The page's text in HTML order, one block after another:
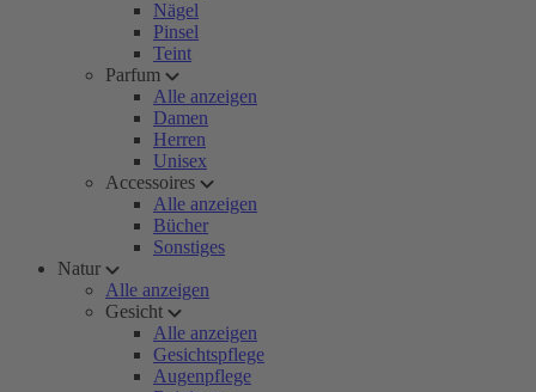
Nägel
Pinsel
Teint
Parfum
Alle anzeigen
Damen
Herren
Unisex
Accessoires
Alle anzeigen
Bücher
Sonstiges
Natur
Alle anzeigen
Gesicht
Alle anzeigen
Gesichtspflege
Augenpflege